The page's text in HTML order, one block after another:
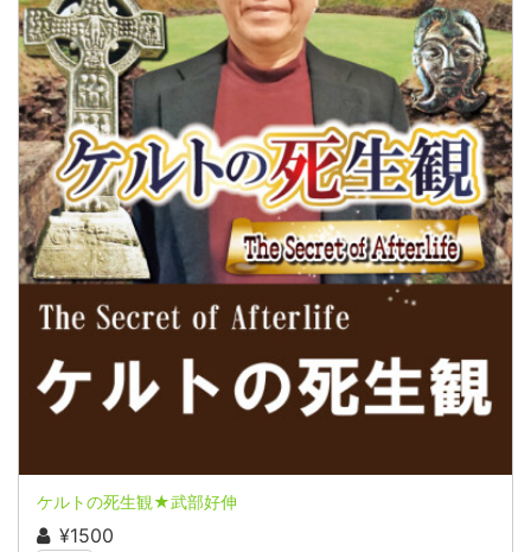
ケルトの死生観★武部好伸
¥1500